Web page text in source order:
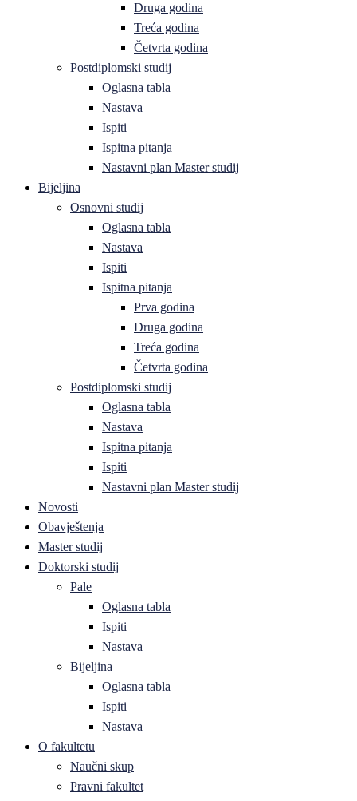
Druga godina
Treća godina
Četvrta godina
Postdiplomski studij
Oglasna tabla
Nastava
Ispiti
Ispitna pitanja
Nastavni plan Master studij
Bijeljina
Osnovni studij
Oglasna tabla
Nastava
Ispiti
Ispitna pitanja
Prva godina
Druga godina
Treća godina
Četvrta godina
Postdiplomski studij
Oglasna tabla
Nastava
Ispitna pitanja
Ispiti
Nastavni plan Master studij
Novosti
Obavještenja
Master studij
Doktorski studij
Pale
Oglasna tabla
Ispiti
Nastava
Bijeljina
Oglasna tabla
Ispiti
Nastava
O fakultetu
Naučni skup
Pravni fakultet